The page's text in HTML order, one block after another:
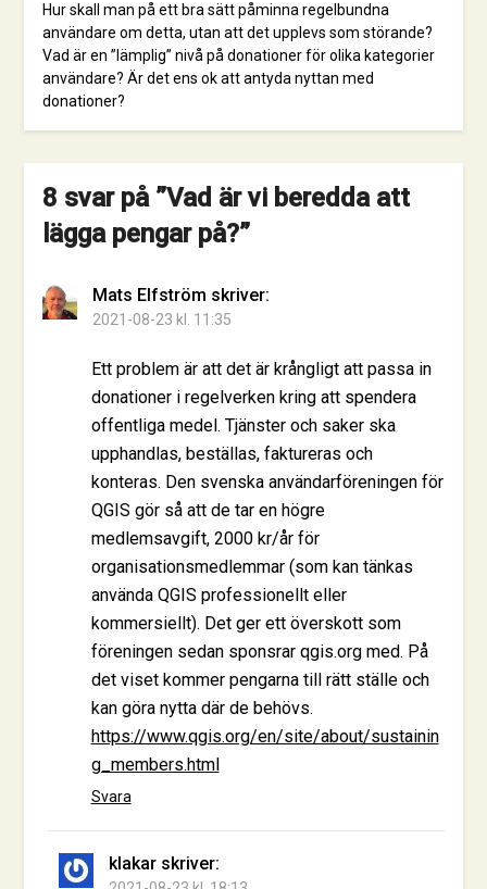
Hur skall man på ett bra sätt påminna regelbundna
användare om detta, utan att det upplevs som störande?
Vad är en ”lämplig” nivå på donationer för olika kategorier
användare? Är det ens ok att antyda nyttan med
donationer?
8 svar på ”Vad är vi beredda att
lägga pengar på?”
Mats Elfström skriver:
2021-08-23 kl. 11:35
Ett problem är att det är krångligt att passa in
donationer i regelverken kring att spendera
offentliga medel. Tjänster och saker ska
upphandlas, beställas, faktureras och
konteras. Den svenska användarföreningen för
QGIS gör så att de tar en högre
medlemsavgift, 2000 kr/år för
organisationsmedlemmar (som kan tänkas
använda QGIS professionellt eller
kommersiellt). Det ger ett överskott som
föreningen sedan sponsrar qgis.org med. På
det viset kommer pengarna till rätt ställe och
kan göra nytta där de behövs.
https://www.qgis.org/en/site/about/sustainin
g_members.html
Svara
klakar skriver: